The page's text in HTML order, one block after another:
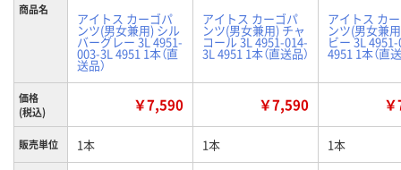
商品名
アイトス カーゴパ
ンツ(男女兼用) シル
バーグレー 3L 4951-
003-3L 4951 1本（直
送品）
アイトス カーゴパ
ンツ(男女兼用) チャ
コール 3L 4951-014-
3L 4951 1本（直送品）
アイトス カ
ンツ(男女兼
ビー 3L
4951 1本（直
価格
(税込)
￥7,590 ￥7,590
販売単位 1本 1本 1本